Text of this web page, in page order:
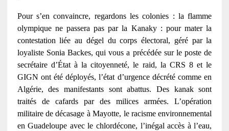
Pour s’en convaincre, regardons les colonies : la flamme
olympique ne passera pas par la Kanaky : pour mater la
contestation liée au dégel du corps électoral, géré par la
loyaliste Sonia Backes, qui vous a précédée sur le poste de
secrétaire d’État à la citoyenneté, le raid, la CRS 8 et le
GIGN ont été déployés, l’état d’urgence décrété comme en
Algérie, des manifestants sont abattus. Des kanak sont
traités de cafards par des milices armées. L’opération
militaire de décasage à Mayotte, le racisme environnemental
en Guadeloupe avec le chlordécone, l’inégal accès à l’eau,